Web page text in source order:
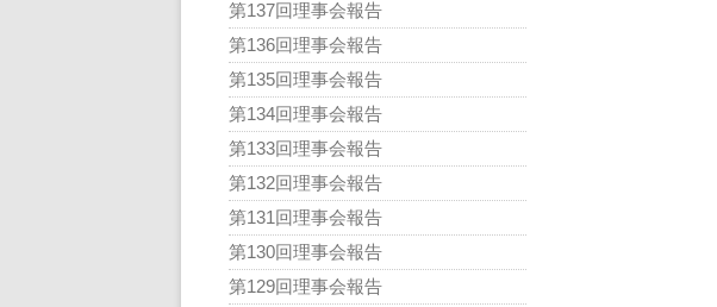
第137回理事会報告
第136回理事会報告
第135回理事会報告
第134回理事会報告
第133回理事会報告
第132回理事会報告
第131回理事会報告
第130回理事会報告
第129回理事会報告